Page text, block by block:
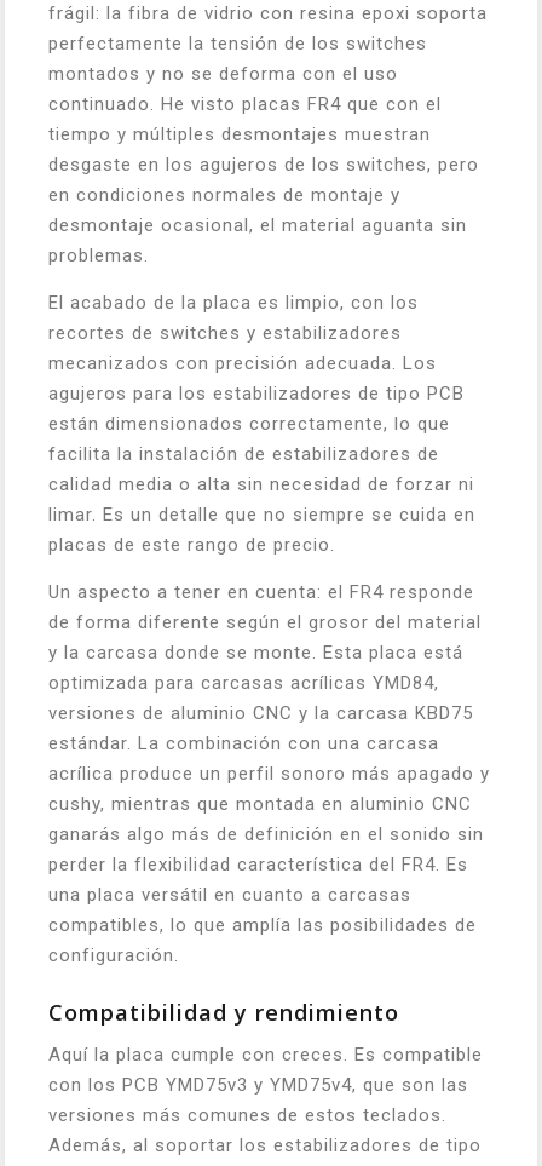
frágil: la fibra de vidrio con resina epoxi soporta
perfectamente la tensión de los switches
montados y no se deforma con el uso
continuado. He visto placas FR4 que con el
tiempo y múltiples desmontajes muestran
desgaste en los agujeros de los switches, pero
en condiciones normales de montaje y
desmontaje ocasional, el material aguanta sin
problemas.
El acabado de la placa es limpio, con los
recortes de switches y estabilizadores
mecanizados con precisión adecuada. Los
agujeros para los estabilizadores de tipo PCB
están dimensionados correctamente, lo que
facilita la instalación de estabilizadores de
calidad media o alta sin necesidad de forzar ni
limar. Es un detalle que no siempre se cuida en
placas de este rango de precio.
Un aspecto a tener en cuenta: el FR4 responde
de forma diferente según el grosor del material
y la carcasa donde se monte. Esta placa está
optimizada para carcasas acrílicas YMD84,
versiones de aluminio CNC y la carcasa KBD75
estándar. La combinación con una carcasa
acrílica produce un perfil sonoro más apagado y
cushy, mientras que montada en aluminio CNC
ganarás algo más de definición en el sonido sin
perder la flexibilidad característica del FR4. Es
una placa versátil en cuanto a carcasas
compatibles, lo que amplía las posibilidades de
configuración.
Compatibilidad y rendimiento
Aquí la placa cumple con creces. Es compatible
con los PCB YMD75v3 y YMD75v4, que son las
versiones más comunes de estos teclados.
Además, al soportar los estabilizadores de tipo